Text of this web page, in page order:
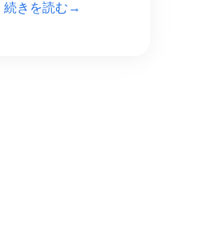
続きを読む→